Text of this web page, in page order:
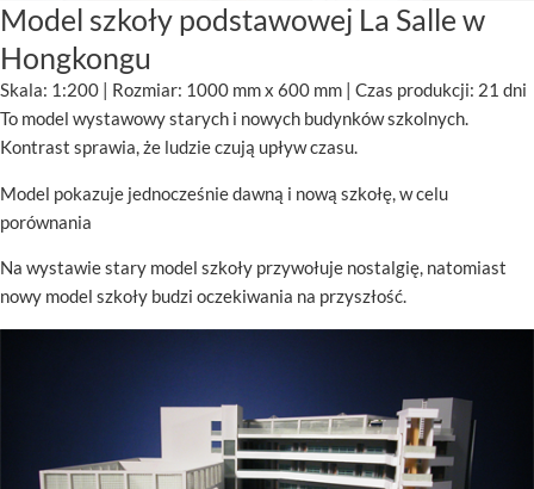
Model szkoły podstawowej La Salle w
Hongkongu
Skala: 1:200 | Rozmiar: 1000 mm x 600 mm | Czas produkcji: 21 dni
To model wystawowy starych i nowych budynków szkolnych.
Kontrast sprawia, że ludzie czują upływ czasu.
Model pokazuje jednocześnie dawną i nową szkołę, w celu
porównania
Na wystawie stary model szkoły przywołuje nostalgię, natomiast
nowy model szkoły budzi oczekiwania na przyszłość.